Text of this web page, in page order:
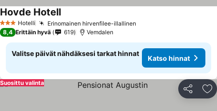
3 Tähtiluokitus
Hotelli Erinomainen hirvenfilee-illallinen
Hovde Hotell
8,4 Erittäin hyvä 619 Vemdalen
Valitse päivät nähdäksesi tarkat hinnat
Katso hinnat
Jaa
Suosittu valinta